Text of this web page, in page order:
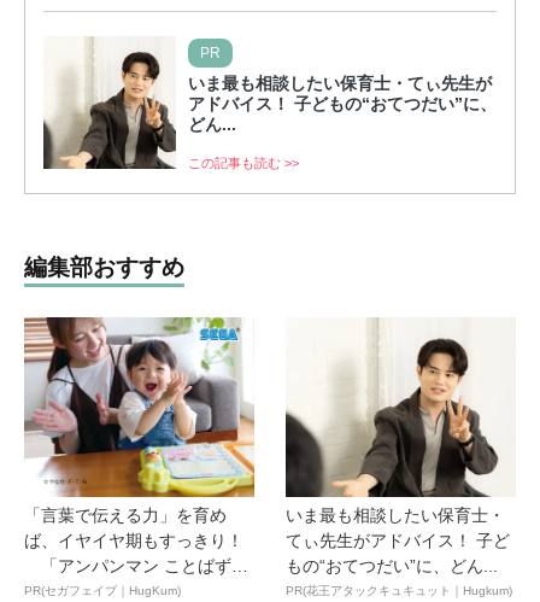
PR
いま最も相談したい保育士・てぃ先生が
アドバイス！ 子どもの“おてつだい”に、
どん...
この記事も読む >>
編集部おすすめ
「言葉で伝える力」を育め
ば、イヤイヤ期もすっきり！
「アンパンマン ことばずか
ん...
PR(セガフェイブ｜HugKum)
いま最も相談したい保育士・
てぃ先生がアドバイス！ 子ど
もの“おてつだい”に、どん...
PR(花王アタックキュキュット｜Hugkum)